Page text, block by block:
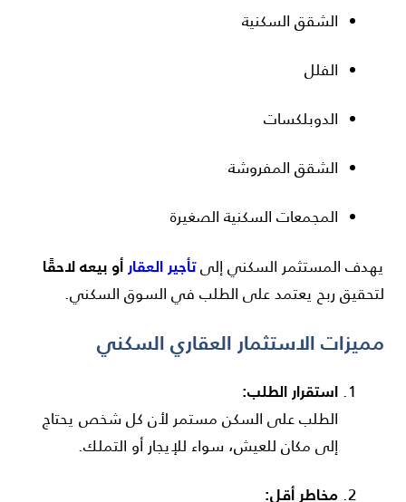
الشقق السكنية
الفلل
الدوبلكسات
الشقق المفروشة
المجمعات السكنية الصغيرة
يهدف المستثمر السكني إلىتأجير العقارأو بيعه لاحقًا
لتحقيق ربح يعتمد على الطلب في السوق السكني.
مميزات الاستثمار العقاري السكني
استقرار الطلب:
الطلب على السكن مستمر لأن كل شخص يحتاج
إلى مكان للعيش، سواء للإيجار أو التملك.
مخاطر أقل: